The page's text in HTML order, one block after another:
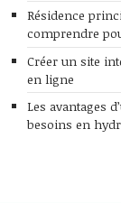
Résidence
comprendre
Créer un site
en ligne
Les avantages
besoins en